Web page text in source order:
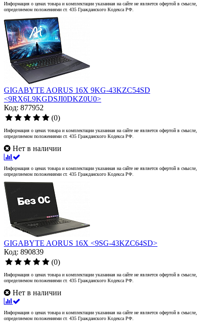
Информация о ценах товара и комплектации указанная на сайте не является офертой в смысле,
определяемом положениями ст. 435 Гражданского Кодекса РФ.
GIGABYTE AORUS 16X 9KG-43KZC54SD
<9RX6L9KGDSJI0DKZ0U0>
Код: 877952
(0)
Информация о ценах товара и комплектации указанная на сайте не является офертой в смысле,
определяемом положениями ст. 435 Гражданского Кодекса РФ.
Нет в наличии
Информация о ценах товара и комплектации указанная на сайте не является офертой в смысле,
определяемом положениями ст. 435 Гражданского Кодекса РФ.
GIGABYTE AORUS 16X <9SG-43KZC64SD>
Код: 890839
(0)
Информация о ценах товара и комплектации указанная на сайте не является офертой в смысле,
определяемом положениями ст. 435 Гражданского Кодекса РФ.
Нет в наличии
Информация о ценах товара и комплектации указанная на сайте не является офертой в смысле,
определяемом положениями ст. 435 Гражданского Кодекса РФ.